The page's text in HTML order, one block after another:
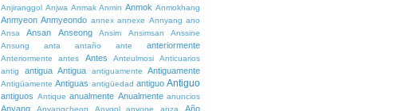
Anjiranggol Anjwa Anmak Anmin Anmok Anmokhang
Anmyeon Anmyeondo annex annexe Annyang ano
Ansa
Ansan Anseong Ansim Ansimsan
Anssine
Ansung
anta antaño ante anteriormente
Anteriormente antes Antes Anteulmosi
Anticuarios
antig
antigua Antigua antiguamente Antiguamente
Antigüamente Antiguas antigüedad antiguo Antiguo
antiguos Antique anualmente Anualmente anuncios
Anyang Anyangcheon Anygol anyone anza Año